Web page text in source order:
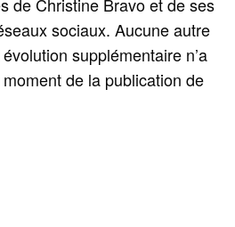
sociaux. Aucune autre
supplémentaire n’a
de la publication de